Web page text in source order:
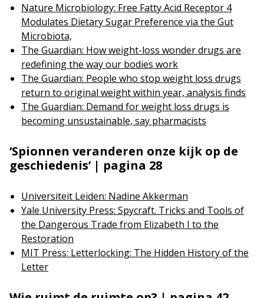
Nature Microbiology: Free Fatty Acid Receptor 4
Modulates Dietary Sugar Preference via the Gut
Microbiota,
The Guardian: How weight-loss wonder drugs are
redefining the way our bodies work
The Guardian: People who stop weight loss drugs
return to original weight within year, analysis finds
The Guardian: Demand for weight loss drugs is
becoming unsustainable, say pharmacists
‘Spionnen veranderen onze kijk op de
geschiedenis’ | pagina 28
Universiteit Leiden: Nadine Akkerman
Yale University Press: Spycraft. Tricks and Tools of
the Dangerous Trade from Elizabeth I to the
Restoration
MIT Press: Letterlocking: The Hidden History of the
Letter